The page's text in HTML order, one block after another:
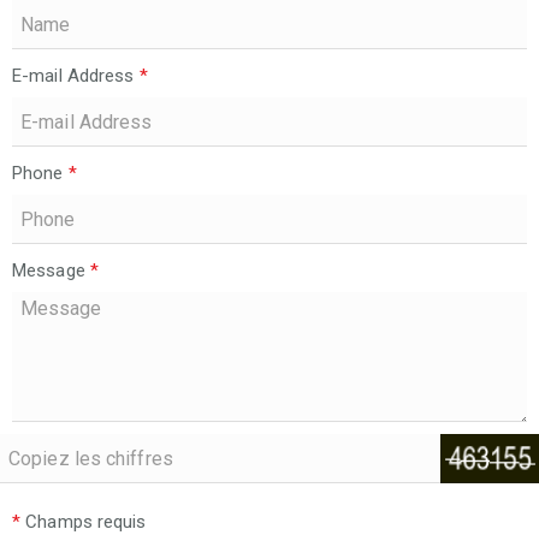
E-mail Address *
Phone *
Message *
* Champs requis